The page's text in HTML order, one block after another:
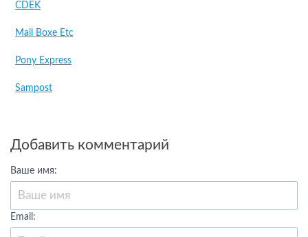
CDEK
Mail Boxe Etc
Pony Express
Sampost
Добавить комментарий
Ваше имя:
Email: